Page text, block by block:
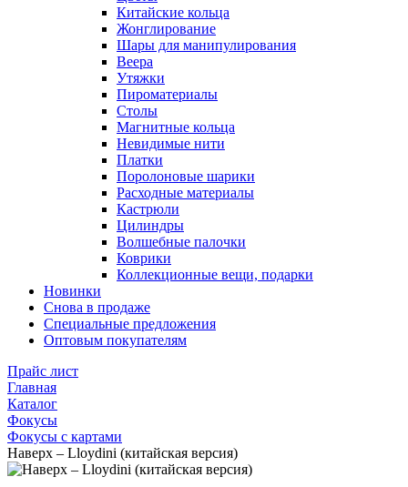
Китайские кольца
Жонглирование
Шары для манипулирования
Веера
Утяжки
Пироматериалы
Столы
Магнитные кольца
Невидимые нити
Платки
Поролоновые шарики
Расходные материалы
Кастрюли
Цилиндры
Волшебные палочки
Коврики
Коллекционные вещи, подарки
Новинки
Снова в продаже
Специальные предложения
Оптовым покупателям
Прайс лист
Главная
Каталог
Фокусы
Фокусы с картами
Наверх – Lloydini (китайская версия)